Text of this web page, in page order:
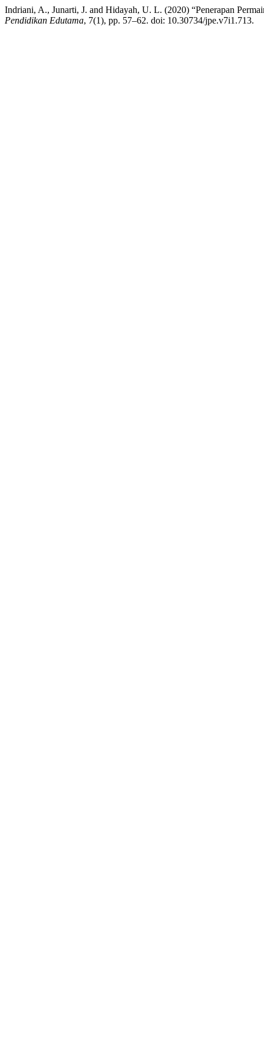
Indriani, A., Junarti, J. and Hidayah, U. L. (2020) “Penerapan
Pendidikan Edutama, 7(1), pp. 57–62. doi: 10.30734/jpe.v7i1.713.